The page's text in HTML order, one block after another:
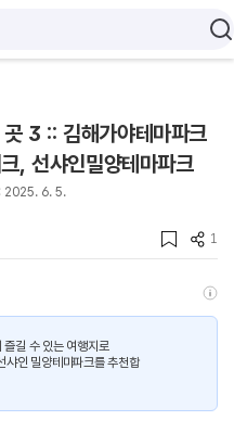
3 :: 김해가야테마파크
, 선샤인밀양테마파크
2025. 6. 5.
1
길 수 있는 여행지로
샤인 밀양테마파크를 추천합